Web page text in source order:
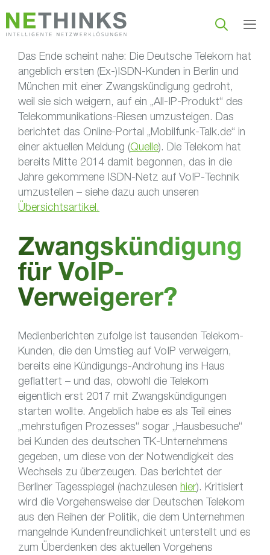
Inhalt
springen
Das Ende scheint nahe: Die Deutsche Telekom hat
angeblich ersten (Ex-)ISDN-Kunden in Berlin und
München mit einer Zwangskündigung gedroht,
weil sie sich weigern, auf ein „All-IP-Produkt“ des
Telekommunikations-Riesen umzusteigen. Das
berichtet das Online-Portal „Mobilfunk-Talk.de“ in
einer aktuellen Meldung (Quelle). Die Telekom hat
bereits Mitte 2014 damit begonnen, das in die
Jahre gekommene ISDN-Netz auf VoIP-Technik
umzustellen – siehe dazu auch unseren
Übersichtsartikel.
Zwangskündigung
für VoIP-
Verweigerer?
Medienberichten zufolge ist tausenden Telekom-
Kunden, die den Umstieg auf VoIP verweigern,
bereits eine Kündigungs-Androhung ins Haus
geflattert – und das, obwohl die Telekom
eigentlich erst 2017 mit Zwangskündigungen
starten wollte. Angeblich habe es als Teil eines
„mehrstufigen Prozesses“ sogar „Hausbesuche“
bei Kunden des deutschen TK-Unternehmens
gegeben, um diese von der Notwendigkeit des
Wechsels zu überzeugen. Das berichtet der
Berliner Tagesspiegel (nachzulesen hier). Kritisiert
wird die Vorgehensweise der Deutschen Telekom
aus den Reihen der Politik, die dem Unternehmen
mangelnde Kundenfreundlichkeit unterstellt und es
zum Überdenken des aktuellen Vorgehens